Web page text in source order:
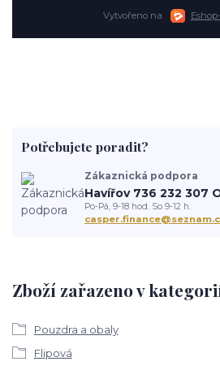
Vytvořeno na
Zboží zařazeno v
Pouzdra a obaly
Flipová
Potřebujete poradit?
Zákaznická podpora
Havířov 736 232 307
Po-Pá, 9-18 hod. So 9-12 h.